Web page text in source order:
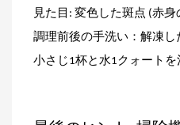
見た目: 変色した斑点 (赤
調理前後の手洗い：解凍
小さじ1杯と水1クォートを